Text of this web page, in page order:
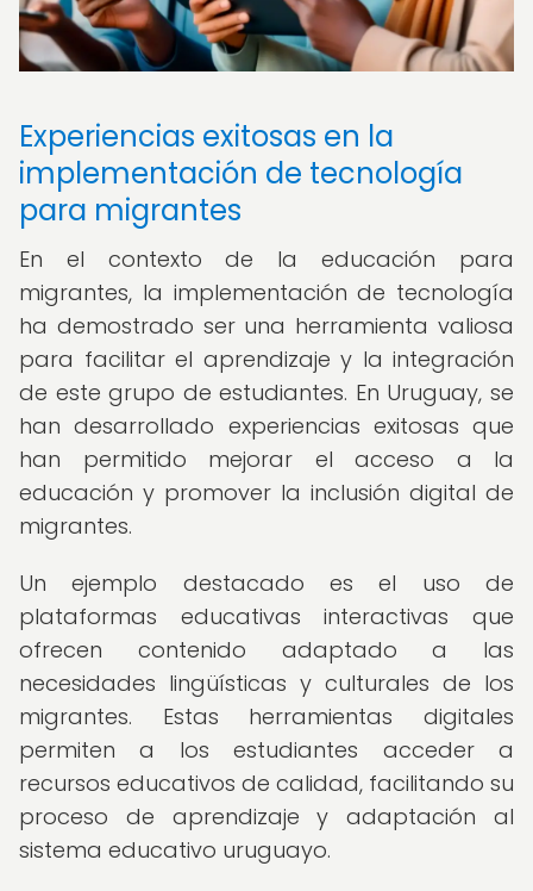
Experiencias exitosas en la
implementación de tecnología
para migrantes
En el contexto de la educación para
migrantes, la implementación de tecnología
ha demostrado ser una herramienta valiosa
para facilitar el aprendizaje y la integración
de este grupo de estudiantes. En Uruguay, se
han desarrollado experiencias exitosas que
han permitido mejorar el acceso a la
educación y promover la inclusión digital de
migrantes.
Un ejemplo destacado es el uso de
plataformas educativas interactivas que
ofrecen contenido adaptado a las
necesidades lingüísticas y culturales de los
migrantes. Estas herramientas digitales
permiten a los estudiantes acceder a
recursos educativos de calidad, facilitando su
proceso de aprendizaje y adaptación al
sistema educativo uruguayo.